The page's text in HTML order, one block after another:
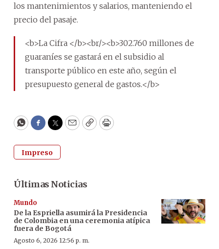
los mantenimientos y salarios, manteniendo el
precio del pasaje.
<b>La Cifra </b><br/><b>302.760 millones de
guaraníes se gastará en el subsidio al
transporte público en este año, según el
presupuesto general de gastos.</b>
WhatsApp
Facebook
Twitter
EmailCopyPrint
Impreso
Últimas Noticias
Mundo
De la Espriella asumirá la Presidencia
de Colombia en una ceremonia atípica
fuera de Bogotá
Agosto 6, 2026 12:56 p. m.